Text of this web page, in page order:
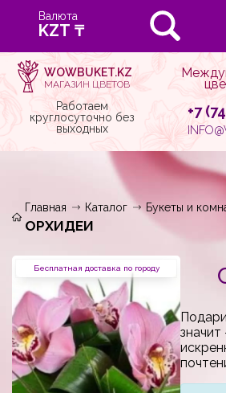
Валюта
WOWBUKET.KZ
МАГАЗИН ЦВЕТОВ
Работаем
круглосуточно без
выходных
+7
Главная Каталог Букеты и
ОРХИДЕИ
Бесплатная доставка по городу
значит